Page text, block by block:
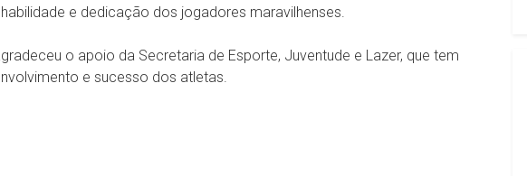
e dedicação dos jogadores maravilhenses.
o apoio da Secretaria de Esporte, Juventude e Lazer, que tem
e sucesso dos atletas.